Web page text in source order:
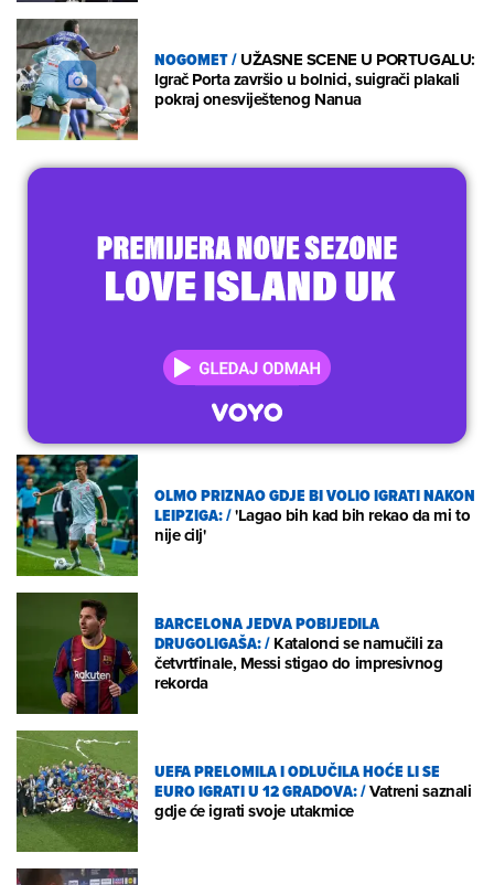
NOGOMET/UŽASNE SCENE U PORTUGALU:
Igrač Porta završio u bolnici, suigrači plakali
pokraj onesviještenog Nanua
OLMO PRIZNAO GDJE BI VOLIO IGRATI NAKON
LEIPZIGA:/'Lagao bih kad bih rekao da mi to
nije cilj'
BARCELONA JEDVA POBIJEDILA
DRUGOLIGAŠA:/Katalonci se namučili za
četvrtfinale, Messi stigao do impresivnog
rekorda
UEFA PRELOMILA I ODLUČILA HOĆE LI SE
EURO IGRATI U 12 GRADOVA:/Vatreni saznali
gdje će igrati svoje utakmice